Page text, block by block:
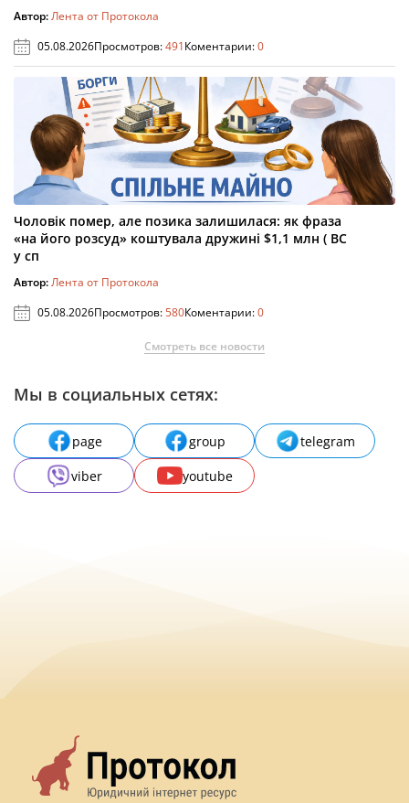
Автор:Лента от Протокола
05.08.2026Просмотров:491Коментарии:0
Чоловік помер, але позика залишилася: як фраза
«на його розсуд» коштувала дружині $1,1 млн ( ВС
у сп
Автор:Лента от Протокола
05.08.2026Просмотров:580Коментарии:0
Смотреть все новости
Мы в социальных сетях:
page group
telegram
viber
youtube